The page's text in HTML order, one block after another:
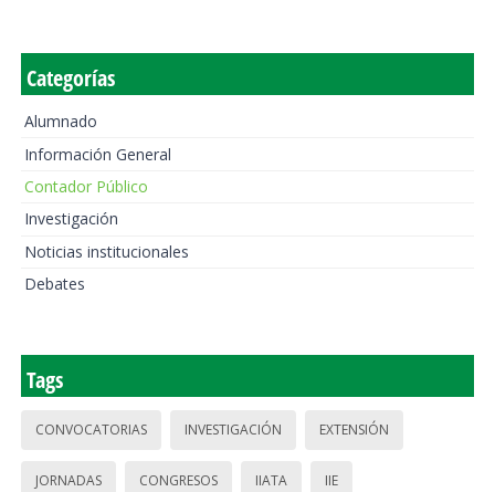
Categorías
Alumnado
Información General
Contador Público
Investigación
Noticias institucionales
Debates
Tags
CONVOCATORIAS INVESTIGACIÓN EXTENSIÓN
JORNADAS CONGRESOS IIATA IIE